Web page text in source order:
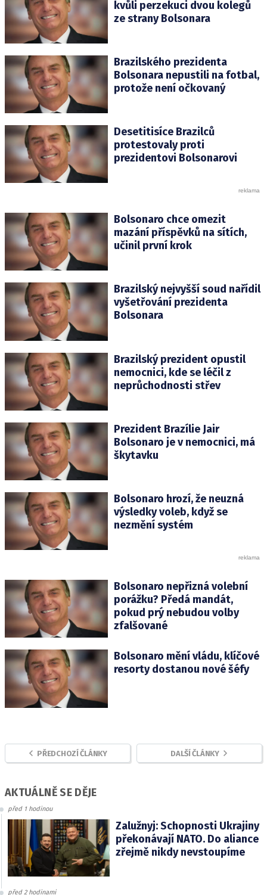
kvůli perzekuci dvou kolegů
ze strany Bolsonara
Brazilského prezidenta
Bolsonara nepustili na fotbal,
protože není očkovaný
Desetitisíce Brazilců
protestovaly proti
prezidentovi Bolsonarovi
Bolsonaro chce omezit
mazání příspěvků na sítích,
učinil první krok
Brazilský nejvyšší soud nařídil
vyšetřování prezidenta
Bolsonara
Brazilský prezident opustil
nemocnici, kde se léčil z
neprůchodnosti střev
Prezident Brazílie Jair
Bolsonaro je v nemocnici, má
škytavku
Bolsonaro hrozí, že neuzná
výsledky voleb, když se
nezmění systém
Bolsonaro nepřizná volební
porážku? Předá mandát,
pokud prý nebudou volby
zfalšované
Bolsonaro mění vládu, klíčové
resorty dostanou nové šéfy
PŘEDCHOZÍ ČLÁNKY DALŠÍ ČLÁNKY
AKTUÁLNĚ SE DĚJE
před 1 hodinou
Zalužnyj: Schopnosti Ukrajiny
překonávají NATO. Do aliance
zřejmě nikdy nevstoupíme
před 2 hodinami